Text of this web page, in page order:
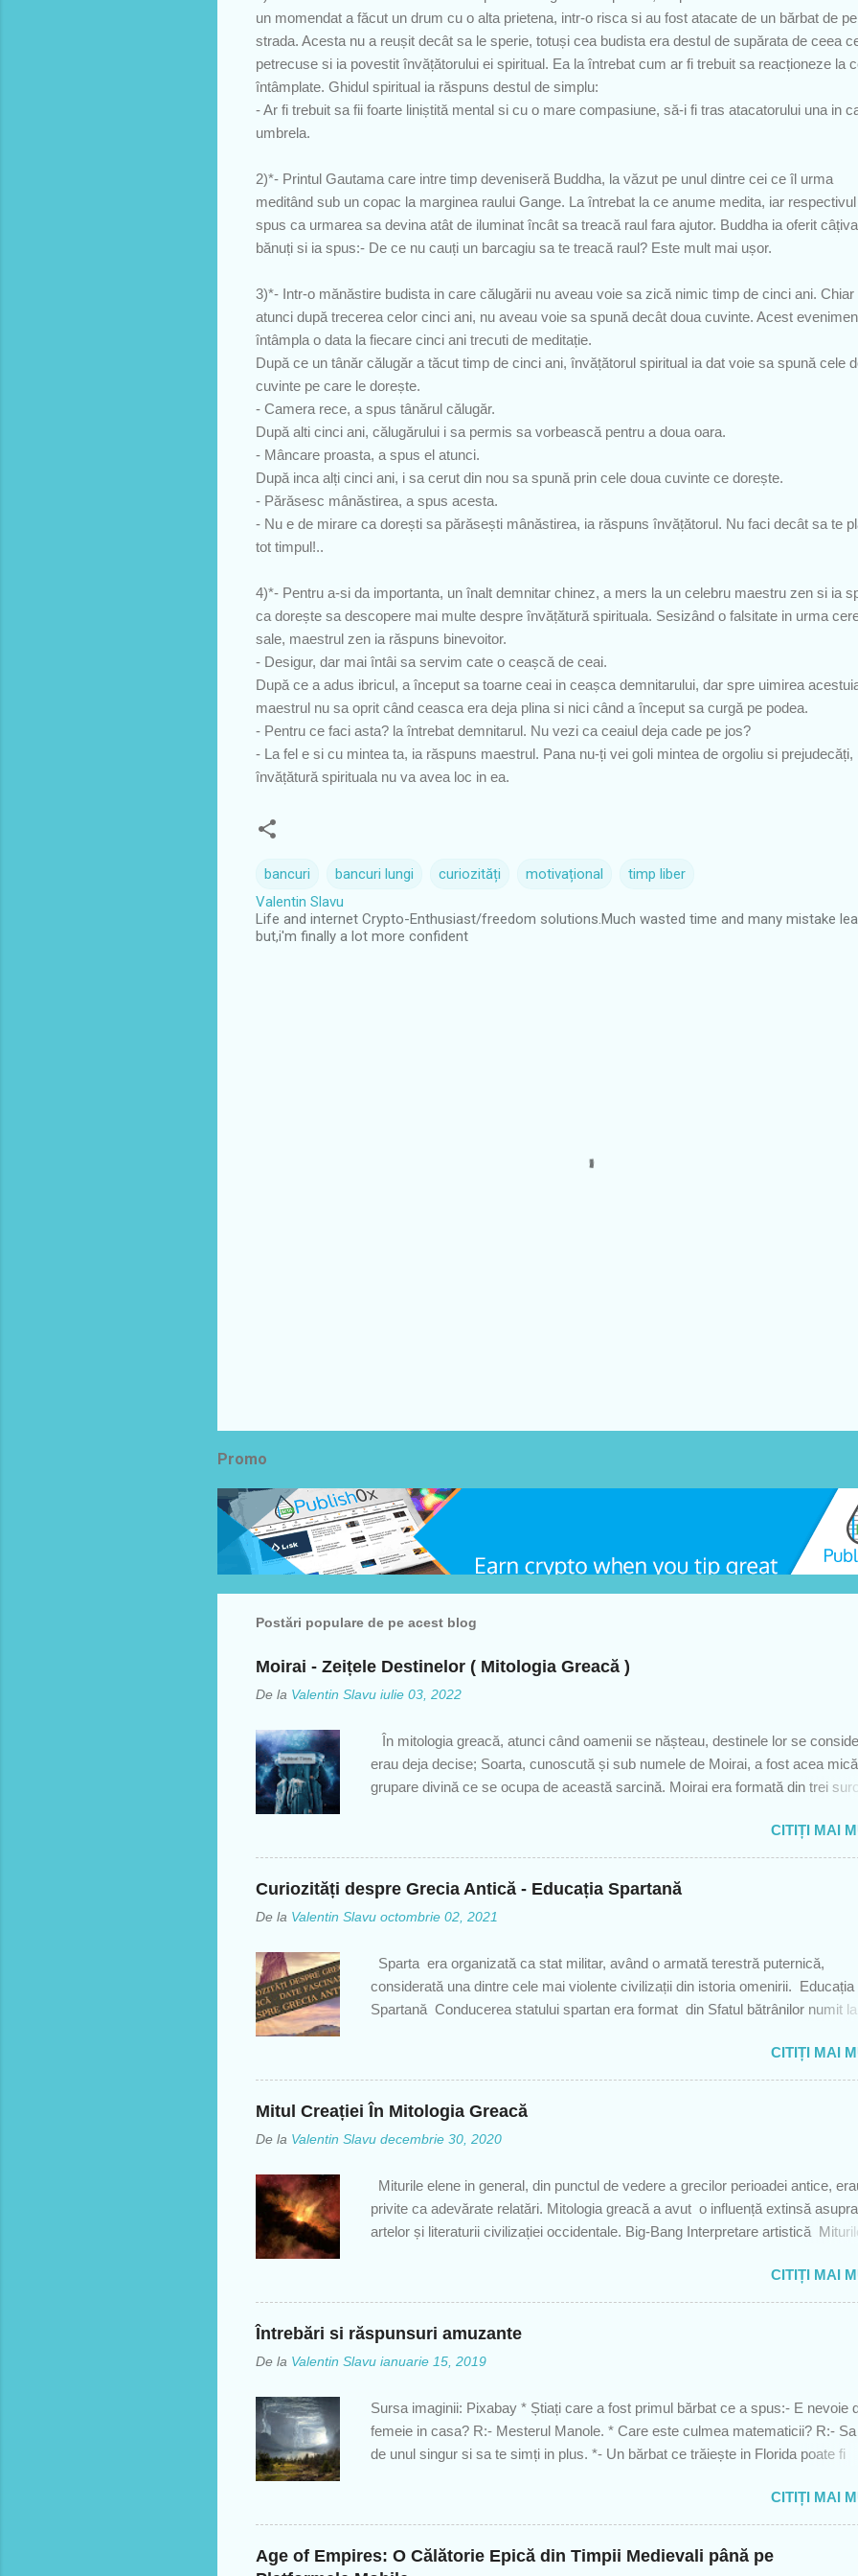
un momendat a făcut un drum cu o alta prietena, intr-o risca si au fost atacate de un bărbat de pe
strada. Acesta nu a reușit decât sa le sperie, totuși cea budista era destul de supărata de ceea
petrecuse si ia povestit învățătorului ei spiritual. Ea la întrebat cum ar fi trebuit sa reacționeze la
întâmplate. Ghidul spiritual ia răspuns destul de simplu:
- Ar fi trebuit sa fii foarte liniștită mental si cu o mare compasiune, să-i fi tras atacatorului una in
umbrela.
2)*- Printul Gautama care intre timp deveniseră Buddha, la văzut pe unul dintre cei ce îl urma
meditând sub un copac la marginea raului Gange. La întrebat la ce anume medita, iar
spus ca urmarea sa devina atât de iluminat încât sa treacă raul fara ajutor. Buddha ia oferit câțiva
bănuți si ia spus:- De ce nu cauți un barcagiu sa te treacă raul? Este mult mai ușor.
3)*- Intr-o mănăstire budista in care călugării nu aveau voie sa zică nimic timp de cinci ani. Chiar
atunci după trecerea celor cinci ani, nu aveau voie sa spună decât doua cuvinte. Acest
întâmpla o data la fiecare cinci ani trecuti de meditație.
După ce un tânăr călugăr a tăcut timp de cinci ani, învățătorul spiritual ia dat voie sa spună cele
cuvinte pe care le dorește.
- Camera rece, a spus tânărul călugăr.
După alti cinci ani, călugărului i sa permis sa vorbească pentru a doua oara.
- Mâncare proasta, a spus el atunci.
După inca alți cinci ani, i sa cerut din nou sa spună prin cele doua cuvinte ce dorește.
- Părăsesc mânăstirea, a spus acesta.
- Nu e de mirare ca dorești sa părăsești mânăstirea, ia răspuns învățătorul. Nu faci decât sa te
tot timpul!..
4)*- Pentru a-si da importanta, un înalt demnitar chinez, a mers la un celebru maestru zen si ia
ca dorește sa descopere mai multe despre învățătură spirituala. Sesizând o falsitate in urma
sale, maestrul zen ia răspuns binevoitor.
- Desigur, dar mai întâi sa servim cate o ceașcă de ceai.
După ce a adus ibricul, a început sa toarne ceai in ceașca demnitarului, dar spre uimirea
maestrul nu sa oprit când ceasca era deja plina si nici când a început sa curgă pe podea.
- Pentru ce faci asta? la întrebat demnitarul. Nu vezi ca ceaiul deja cade pe jos?
- La fel e si cu mintea ta, ia răspuns maestrul. Pana nu-ți vei goli mintea de orgoliu si prejudecăți,
învățătură spirituala nu va avea loc in ea.
bancuri bancuri lungi curiozități motivațional
timp liber
Valentin Slavu
Life and internet Crypto-Enthusiast/freedom solutions.Much wasted time and many mistake
but,i'm finally a lot more confident
Promo
Postări populare de pe acest blog
Moirai - Zeițele Destinelor ( Mitologia Greacă )
De la Valentin Slavu iulie 03, 2022
În mitologia greacă, atunci când oamenii se nășteau, destinele lor se
erau deja decise; Soarta, cunoscută și sub numele de Moirai, a fost acea mică
grupare divină ce se ocupa de această sarcină. Moirai era formată din trei
☆ Clotho - Filatorul care filează firul vieții. ☆ Lachesis - Alotterul măsura
trăgea din fuior câte un fir ce reprezenta viața fiecăruia. ☆ Atropos -
inexorabila, următoarea ce tăia firul vieții și decidea când și cum urma să
persoană. Ea stabilea și felul în care moare omul. O creație reprezentativă a
ursitoarelor Primul autor care sa referit la Soartă ca zeitate a fost
treburile oamenilor și care le determină destinul. Hesiod, la rândul său, a
Soartele să fie cele trei ze...
CITIȚI MAI
Curiozități despre Grecia Antică - Educația Spartană
De la Valentin Slavu octombrie 02, 2021
Sparta era organizată ca stat militar, având o armată terestră puternică,
considerată una dintre cele mai violente civilizații din istoria omenirii. Educația
Spartană Conducerea statului spartan era format din Sfatul bătrânilor numit
numită " Apella " - formată din spartanii majori. Organul cel mai important al
spartan era „ Colegiul celor cinci efori ”, având drept de control asupra tuturor
activităților. Împărţirea societăţii era astfel: agricultori, meşteşugari şi negustori
(numiţi cu toţii parieci), hiloţi, adică toţi cei din populaţiile cucerite de spartani,
- cei care conduceau statul, şi spartani, adică cetăţenii originari din Sparta.
naștere pentru a fi un soldat perfect. De regulă, pregătirile erau foarte asp...
CITIȚI MAI
Mitul Creației În Mitologia Greacă
De la Valentin Slavu decembrie 30, 2020
Miturile elene in general, din punctul de vedere a grecilor perioadei antice,
privite ca adevărate relatări. Mitologia greacă a avut o influență extinsă asupra
artelor și literaturii civilizației occidentale. Big-Bang Interpretare artistică
pentru modelele de bază ale vieții și culturii fiecaruia dintre noi. Scopul unui mit
fost de a oferi ascultătorului un adevăr pe care de-a lungul timpului, publicul
ascultător l-a interpretat modificând originalitatea mitului. De fiecare dată
încearcă să răspundă la cele mai dificile și la cele mai elementare întrebări ale
existenței umane sau scopul existenței umane : cine sunt eu? De ce visam?
fundamentale intrebari ale existentei umane, in timp ce ii provocam pe ceilalti
prezinte pozitia cu privire la creator si la religi...
CITIȚI MAI
Întrebări si răspunsuri amuzante
De la Valentin Slavu ianuarie 15, 2019
Sursa imaginii: Pixabay * Știați care a fost primul bărbat ce a spus:- E nevoie
femeie in casa? R:- Mesterul Manole. * Care este culmea matematicii? R:-
de unul singur si sa te simți in plus. *- Un bărbat ce trăiește in Florida poate fi
urca in copac. Cum se da jos? R:- Alba. *- Cate mere ai putea manca pe
gol? R:- Unul, deoarece restul nu mai sunt pe stomacul gol. *- Intr-un cos sunt
mere verzi si 4 roșii. Cate mere sunt in cos? R:- 3 deoarece cele 4 roșii sunt
legume. *- Ești intr-o camera întunecată si găsești un singur bat de chibrit. Ce
CITIȚI MAI
Age of Empires: O Călătorie Epică din Timpii Medievali până pe